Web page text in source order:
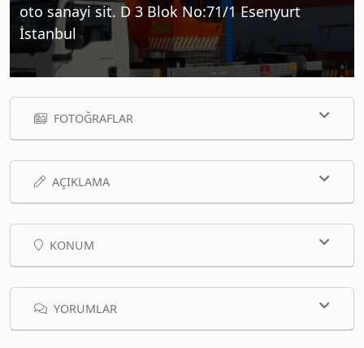
oto sanayi sit. D 3 Blok No:71/1 Esenyurt
İstanbul
FOTOĞRAFLAR
AÇIKLAMA
KONUM
YORUMLAR